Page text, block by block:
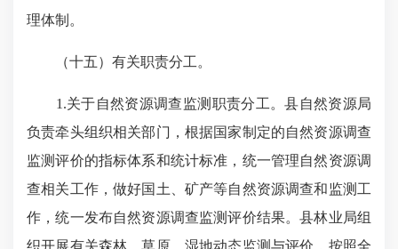
理体制。
（十五）有关职责分工。
1.关于自然资源调查监测职责分工。县自然资源局
负责牵头组织相关部门，根据国家制定的自然资源调查
监测评价的指标体系和统计标准，统一管理自然资源调
查相关工作，做好国土、矿产等自然资源调查和监测工
作，统一发布自然资源调查监测评价结果。县林业局组
织开展有关森林、草原、湿地动态监测与评价，按照全